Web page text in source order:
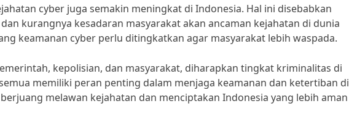
cyber juga semakin meningkat di Indonesia. Hal ini disebabkan
kurangnya kesadaran masyarakat akan ancaman kejahatan di dunia
keamanan cyber perlu ditingkatkan agar masyarakat lebih waspada.
kepolisian, dan masyarakat, diharapkan tingkat kriminalitas di
memiliki peran penting dalam menjaga keamanan dan ketertiban di
melawan kejahatan dan menciptakan Indonesia yang lebih aman